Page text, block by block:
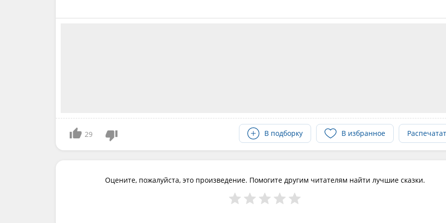
29 В подборку В избранное
Оцените, пожалуйста, это произведение. Помогите другим читателям найти лучшие сказки.